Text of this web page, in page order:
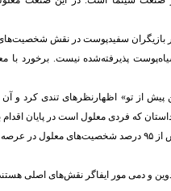
بازیگران سفیدپوست در نقش
پذیرفته‌شده نیست. برخورد با
پیش از تو» اظهارنظرهای تندی کرد و
که فردی معلول است در پایان
بر اساس پژوهشی که سال گذشته انجام شد، بیش از ۹۵
و دمی مور ایفاگر نقش‌های اصلی